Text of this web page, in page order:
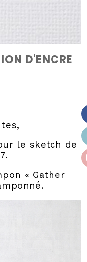
D'ENCRE
le sketch de
« Gather